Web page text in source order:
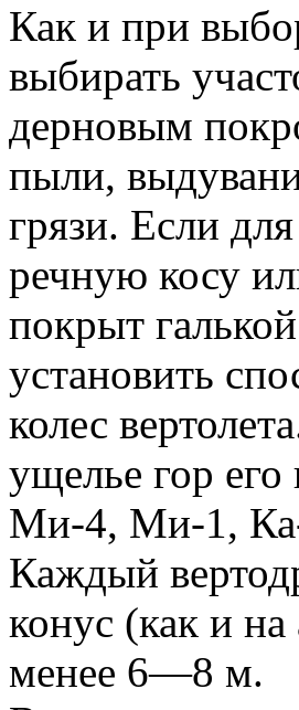
Как и при
выбирать
дерновым
пыли,
грязи. Если
речную косу
покрыт
установить
колес
ущелье гор
Ми-4, Ми-1,
Каждый
конус (как и
менее 6—8 м.